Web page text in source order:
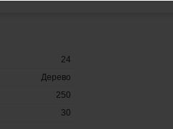
24
Дерево
250
30